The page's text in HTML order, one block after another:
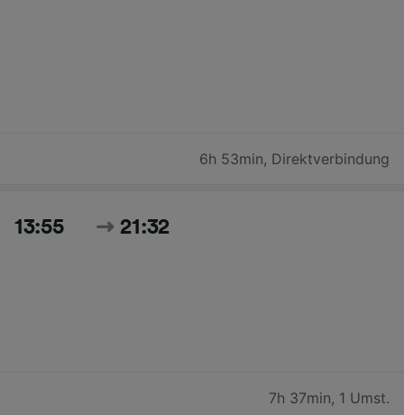
6h 53min, Direktverbindung
13:55 21:32
7h 37min, 1 Umst.